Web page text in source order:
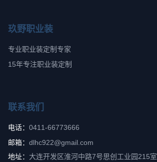
玖野职业装
专业职业装定制专家
15年专注职业装定制
联系我们
电话： 0411-66773666
邮箱： dlhc922@gmail.com
地址： 大连开发区淮河中路7号思创工业园215室